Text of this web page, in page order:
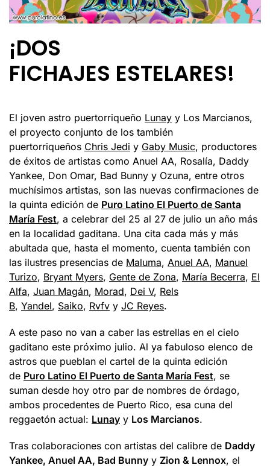
¡DOS
FICHAJES ESTELARES!
El joven astro puertorriqueño Lunay y Los Marcianos,
el proyecto conjunto de los también
puertorriqueños Chris Jedi y Gaby Music, productores
de éxitos de artistas como Anuel AA, Rosalía, Daddy
Yankee, Don Omar, Bad Bunny y Ozuna, entre otros
muchísimos artistas, son las nuevas confirmaciones de
la quinta edición de Puro Latino El Puerto de Santa
María Fest, a celebrar del 25 al 27 de julio un año más
en la localidad gaditana. Una cita cada más y más
abultada que, hasta el momento, cuenta también con
las ilustres presencias de Maluma, Anuel AA, Manuel
Turizo, Bryant Myers, Gente de Zona, María Becerra, El
Alfa, Juan Magán, Morad, Dei V, Rels
B, Yandel, Saiko, Rvfv y JC Reyes.
A este paso no van a caber las estrellas en el cielo
gaditano este próximo julio. Al ya fabuloso elenco de
astros que pueblan el cartel de la quinta edición
de Puro Latino El Puerto de Santa María Fest, se
suman desde hoy otro par de nombres de órdago,
ambos procedentes de Puerto Rico, esa cuna del
reggaetón actual: Lunay y Los Marcianos.
Tras colaboraciones con artistas del calibre de Daddy
Yankee, Anuel AA, Bad Bunny y Zion & Lennox, el